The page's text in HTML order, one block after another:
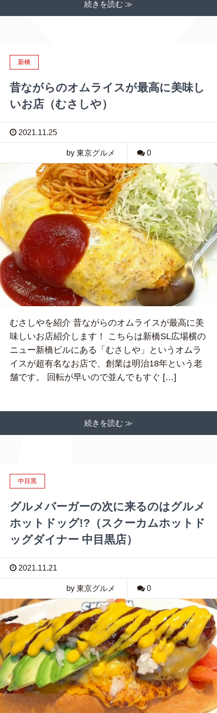
続きを読む ≫
新橋
昔ながらのオムライスが最高に美味し
いお店（むさしや）
2021.11.25
by 東京グルメ 0
むさしやを紹介 昔ながらのオムライスが最高に美
味しいお店紹介します！ こちらは新橋SL広場横の
ニュー新橋ビルにある「むさしや」というオムラ
イスが超有名なお店で、創業は明治18年という老
舗です。 回転が早いので並んでもすぐ […]
続きを読む ≫
中目黒
グルメバーガーの次に来るのはグルメ
ホットドッグ!?（スクーカムホットド
ッグダイナー 中目黒店）
2021.11.21
by 東京グルメ 0